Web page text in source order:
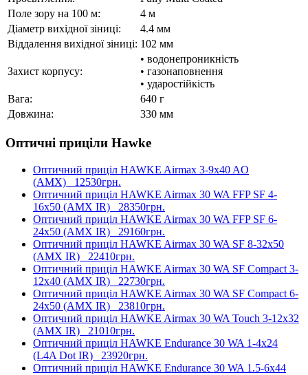
Поле зору на 100 м:
4 м
Діаметр вихідної зіниці:
4.4 мм
Віддалення вихідної зіниці: 102 мм
Захист корпусу:
• водонепроникність
• газонаповнення
• ударостійкість
Вага:
640 г
Довжина:
330 мм
Оптичні приціли Hawke
Оптичний приціл HAWKE Airmax 3-9x40 AO
(AMX) 12530грн.
Оптичний приціл HAWKE Airmax 30 WA FFP SF 4-
16x50 (AMX IR) 28350грн.
Оптичний приціл HAWKE Airmax 30 WA FFP SF 6-
24x50 (AMX IR) 29160грн.
Оптичний приціл HAWKE Airmax 30 WA SF 8-32x50
(AMX IR) 22410грн.
Оптичний приціл HAWKE Airmax 30 WA SF Compact 3-
12x40 (AMX IR) 22730грн.
Оптичний приціл HAWKE Airmax 30 WA SF Compact 6-
24x50 (AMX IR) 23810грн.
Оптичний приціл HAWKE Airmax 30 WA Touch 3-12x32
(AMX IR) 21010грн.
Оптичний приціл HAWKE Endurance 30 WA 1-4x24
(L4A Dot IR) 23920грн.
Оптичний приціл HAWKE Endurance 30 WA 1.5-6x44